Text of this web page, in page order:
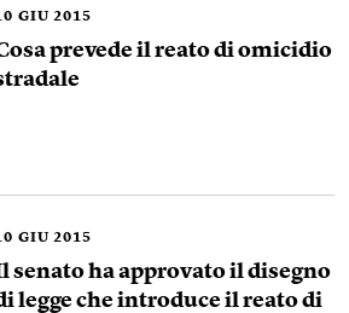
GIU 2015
prevede il reato di omicidio
GIU 2015
senato ha approvato il disegno
legge che introduce il reato di